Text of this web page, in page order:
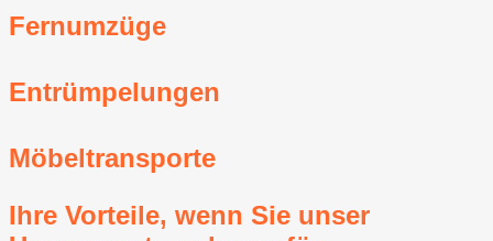
Fernumzüge
Entrümpelungen
Möbeltransporte
Ihre Vorteile, wenn Sie unser